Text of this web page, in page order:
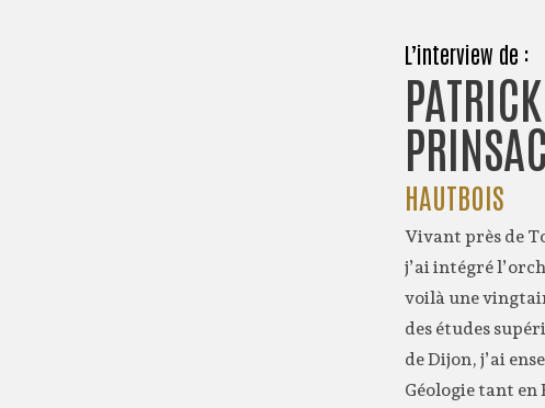
L’interview de :
PRINSAC
HAUTBOIS
Vivant près de
j’ai intégré
voilà une
des études
de Dijon, j’ai
Géologie tant en